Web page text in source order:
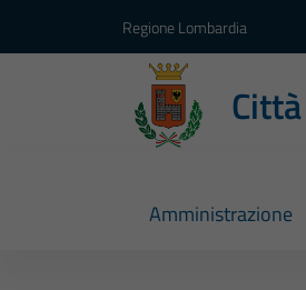
Regione Lombardia
Amministrazione